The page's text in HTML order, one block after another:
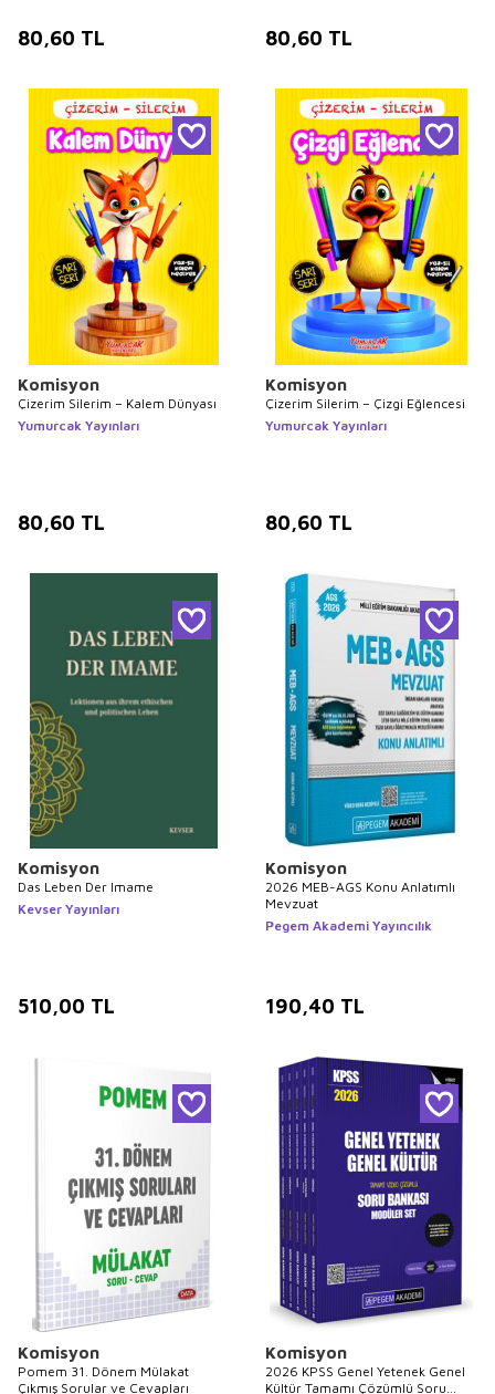
80,60 TL 80,60 TL
Komisyon
Çizerim Silerim – Kalem Dünyası
Yumurcak Yayınları
80,60 TL
Komisyon
Çizerim Silerim – Çizgi Eğlencesi
Yumurcak Yayınları
80,60 TL
Komisyon
Das Leben Der Imame
Kevser Yayınları
510,00 TL
Komisyon
2026 MEB-AGS Konu Anlatımlı
Mevzuat
Pegem Akademi Yayıncılık
190,40 TL
Komisyon
Pomem 31. Dönem Mülakat
Çıkmış Sorular ve Cevapları
Komisyon
2026 KPSS Genel Yetenek Genel
Kültür Tamamı Çözümlü Soru